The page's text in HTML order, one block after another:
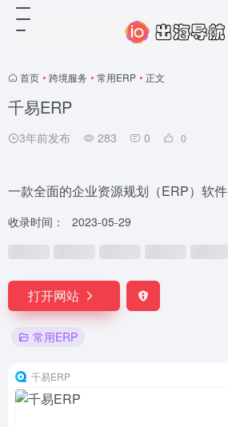
首页 • 跨境服务 • 常用ERP • 正文
千易ERP
3年前发布 283 0 0
一款全面的企业资源规划（ERP）软件
收录时间： 2023-05-29
打开网站
常用ERP
千易ERP